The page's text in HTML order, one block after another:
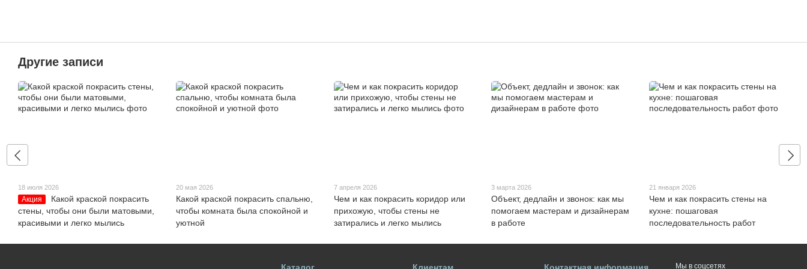
Другие записи
18 июля 2026
Акция
Какой краской покрасить
стены, чтобы они были матовыми,
красивыми и легко мылись
20 мая 2026
Какой краской покрасить спальню,
чтобы комната была спокойной и
уютной
7 апреля 2026
Чем и как покрасить коридор или
прихожую, чтобы стены не
затирались и легко мылись
3 марта 2026
Объект, дедлайн и звонок: как мы
помогаем мастерам и дизайнерам
в работе
21 января 2026
Чем и как покрасить стены на
кухне: пошаговая
последовательность работ
Мы в соцсетях